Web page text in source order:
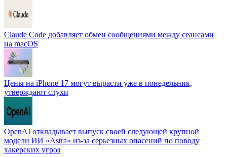
Claude Code добавляет обмен сообщениями между сеансами
на macOS
Цены на iPhone 17 могут вырасти уже в понедельник,
утверждают слухи
OpenAI откладывает выпуск своей следующей крупной
модели ИИ «Astra» из-за серьезных опасений по поводу
хакерских угроз